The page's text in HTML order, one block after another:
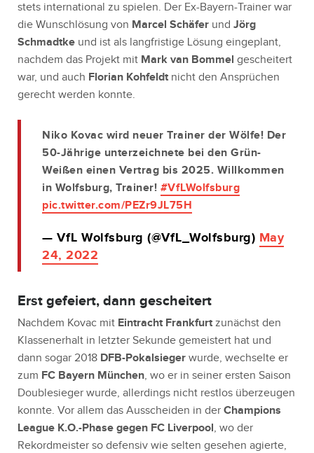
stets international zu spielen. Der Ex-Bayern-Trainer war
die Wunschlösung von Marcel Schäfer und Jörg
Schmadtke und ist als langfristige Lösung eingeplant,
nachdem das Projekt mit Mark van Bommel gescheitert
war, und auch Florian Kohfeldt nicht den Ansprüchen
gerecht werden konnte.
Niko Kovac wird neuer Trainer der Wölfe! Der
50-Jährige unterzeichnete bei den Grün-
Weißen einen Vertrag bis 2025. Willkommen
in Wolfsburg, Trainer! #VfLWolfsburg
pic.twitter.com/PEZr9JL75H
— VfL Wolfsburg (@VfL_Wolfsburg) May
24, 2022
Erst gefeiert, dann gescheitert
Nachdem Kovac mit Eintracht Frankfurt zunächst den
Klassenerhalt in letzter Sekunde gemeistert hat und
dann sogar 2018 DFB-Pokalsieger wurde, wechselte er
zum FC Bayern München, wo er in seiner ersten Saison
Doublesieger wurde, allerdings nicht restlos überzeugen
konnte. Vor allem das Ausscheiden in der Champions
League K.O.-Phase gegen FC Liverpool, wo der
Rekordmeister so defensiv wie selten gesehen agierte,